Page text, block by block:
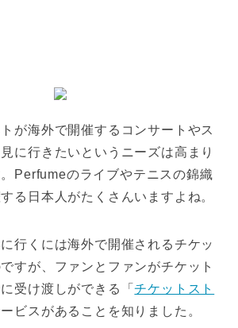
が海外で開催するコンサートやス
に行きたいというニーズは高まり
Perfumeのライブやテニスの錦織
る日本人がたくさんいますよね。
行くには海外で開催されるチケッ
すが、ファンとファンがチケット
受け渡しができる「チケットスト
ビスがあることを知りました。